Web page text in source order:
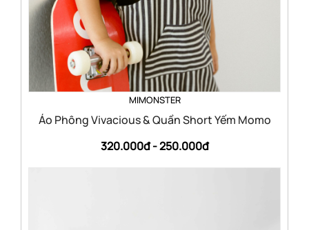
MIMONSTER
Áo Phông Vivacious & Quần Short Yếm Momo
320.000đ -250.000đ